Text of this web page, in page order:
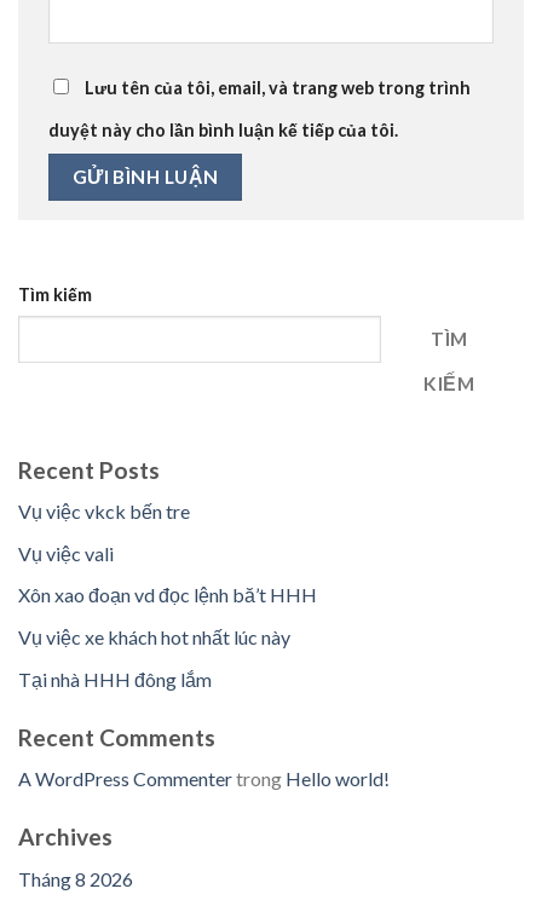
Lưu tên của tôi, email, và trang web trong trình
duyệt này cho lần bình luận kế tiếp của tôi.
Tìm kiếm
TÌM
KIẾM
Recent Posts
Vụ việc vkck bến tre
Vụ việc vali
Xôn xao đoạn vd đọc lệnh bă’t HHH
Vụ việc xe khách hot nhất lúc này
Tại nhà HHH đông lắm
Recent Comments
A WordPress Commentertrong Hello world!
Archives
Tháng 8 2026